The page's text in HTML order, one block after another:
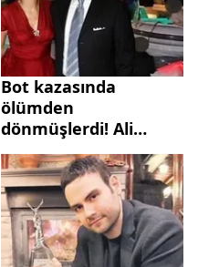
Bot kazasında
ölümden
dönmüşlerdi! Ali
Sabancı ve Vuslat
Doğan'dan şaşırtan
hamle